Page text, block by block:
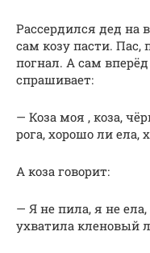
Рассердился дед на
сам козу пасти.
погнал. А сам
спрашивает:
— Коза моя , коза,
рога, хорошо ли ела,
А коза говорит:
— Я не пила, я не
ухватила кленовый